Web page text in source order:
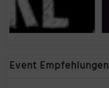
Event Empfehlungen